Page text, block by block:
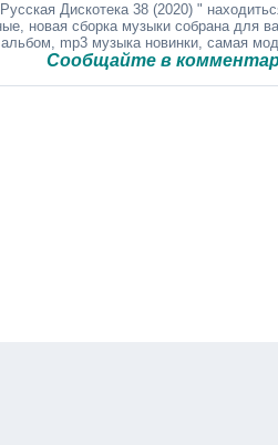
Дискотека 38 (2020) "
новая сборка музыки собрана для
альбом, mp3 музыка новинки, самая
в комментарияхо